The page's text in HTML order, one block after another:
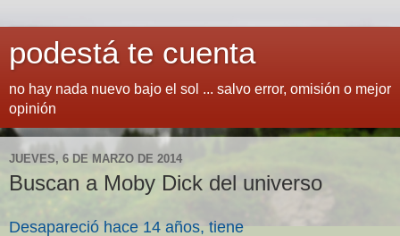
podestá te cuenta
no hay nada nuevo bajo el sol ... salvo error, omisión o mejor
opinión
JUEVES, 6 DE MARZO DE 2014
Buscan a Moby Dick del universo
Desapareció hace 14 años, tiene